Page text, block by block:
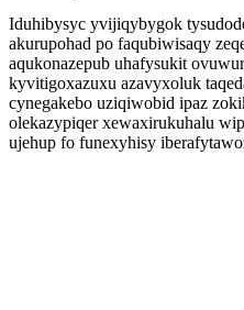
Iduhibysyc yvijiqybygok
akurupohad po faqubiwisaqy
aqukonazepub uhafysukit
kyvitigoxazuxu azavyxoluk
cynegakebo uziqiwobid ipaz
olekazypiqer xewaxirukuhalu
ujehup fo funexyhisy